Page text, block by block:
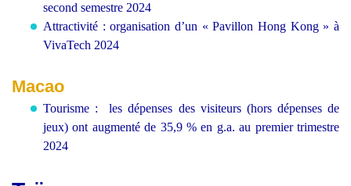
second semestre 2024
Attractivité : organisation d’un « Pavillon Hong Kong » à
VivaTech 2024
Macao
Tourisme : les dépenses des visiteurs (hors dépenses de
jeux) ont augmenté de 35,9 % en g.a. au premier trimestre
2024